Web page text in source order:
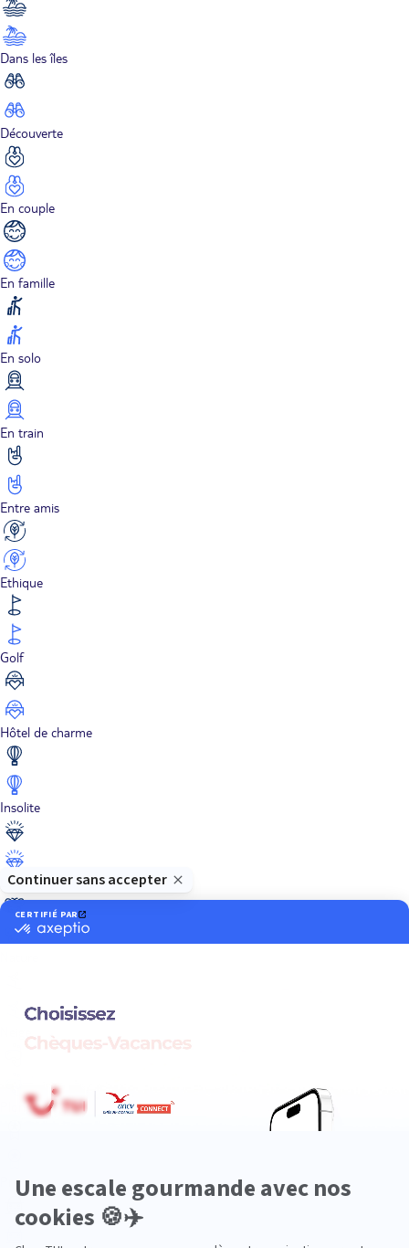
Dans les îles
Découverte
En couple
En famille
En solo
En train
Entre amis
Ethique
Golf
Hôtel de charme
Insolite
Luxe
Plongée
Premium